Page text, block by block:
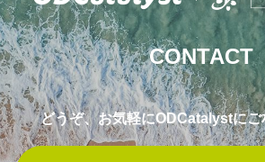
CONTACT
どうぞ、お気軽にODCatalystに